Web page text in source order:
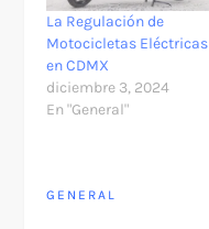
La Regulación de
Motocicletas Eléctricas
en CDMX
diciembre 3, 2024
En "General"
GENERAL